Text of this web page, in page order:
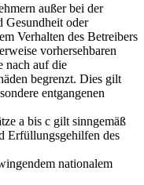
außer bei der
Gesundheit oder
Verhalten des Betreibers
vorhersehbaren
nach auf die
begrenzt. Dies gilt
entgangenen
a bis c gilt sinngemäß
Erfüllungsgehilfen des
nationalem